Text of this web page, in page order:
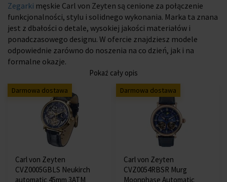
Zegarki męskie Carl von Zeyten są cenione za połączenie
funkcjonalności, stylu i solidnego wykonania. Marka ta znana
jest z dbałości o detale, wysokiej jakości materiałów i
ponadczasowego designu. W ofercie znajdziesz modele
odpowiednie zarówno do noszenia na co dzień, jak i na
formalne okazje.
Pokaż cały opis
Darmowa dostawa
Carl von Zeyten
CVZ0005GBLS Neukirch
automatic 45mm 3ATM
Darmowa dostawa
Carl von Zeyten
CVZ0054RBSR Murg
Moonphase Automatic